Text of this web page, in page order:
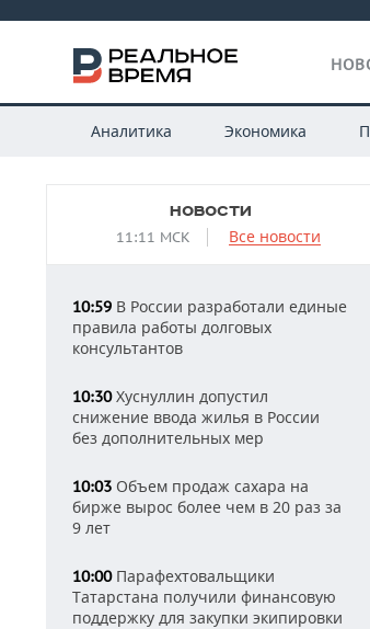
Аналитика Экономика
НОВОСТИ
11:11 МСК Все новости
10:59 В России разработали единые
правила работы долговых
консультантов
10:30Хуснуллин допустил
снижение ввода жилья в России
без дополнительных мер
10:03 Объем продаж сахара на
бирже вырос более чем в 20 раз за
9 лет
10:00Парафехтовальщики
Татарстана получили финансовую
поддержку для закупки экипировки